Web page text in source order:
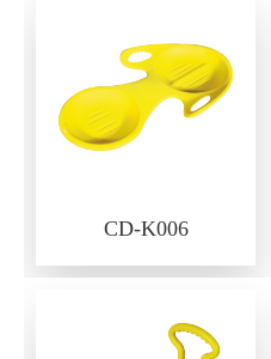
CD-K006